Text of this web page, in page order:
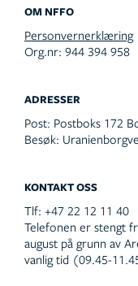
OM NFFO
Personvernerklæring
Org.nr: 944 394 958
ADRESSER
Post: Postboks 172
Besøk:
KONTAKT OSS
Tlf: +47 22 12 11 40
Telefonen er stengt
august på grunn av
vanlig tid (09.45-